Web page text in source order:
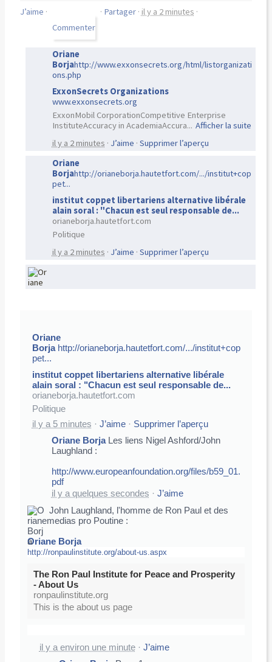
J’aime · · Partager· il y a 2 minutes ·
Oriane
Borjahttp://www.exxonsecrets.org/html/listorganizati
ons.php
ExxonSecrets Organizations
www.exxonsecrets.org
ExxonMobil CorporationCompetitive Enterprise
InstituteAccuracy in AcademiaAccura... Afficher la suite
il y a 2 minutes · J’aime · Supprimer l’aperçu
Oriane
Borjahttp://orianeborja.hautetfort.com/.../institut+cop
pet...
institut coppet libertariens alternative libérale
alain soral : "Chacun est seul responsable de...
orianeborja.hautetfort.com
Politique
il y a 2 minutes · J’aime · Supprimer l’aperçu
Oriane
Borja http://orianeborja.hautetfort.com/.../institut+cop
pet...
institut coppet libertariens alternative libérale
alain soral : "Chacun est seul responsable de...
orianeborja.hautetfort.com
Politique
il y a 5 minutes · J’aime· Supprimer l’aperçu
Oriane Borja Les liens Nigel Ashford/John
Laughland :
http://www.europeanfoundation.org/files/b59_01.
pdf
il y a quelques secondes · J’aime
John Laughland, l'homme de Ron Paul et des
medias pro Poutine :
Oriane Borja
http://ronpaulinstitute.org/about-us.aspx
The Ron Paul Institute for Peace and Prosperity
- About Us
ronpaulinstitute.org
This is the about us page
il y a environ une minute· J’aime